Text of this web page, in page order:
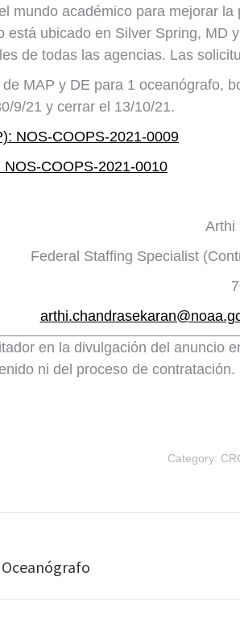
mundo académico para mejorar
está ubicado en Silver Spring,
de todas las agencias. Las
MAP y DE para 1 oceanógrafo,
9/21 y cerrar el 13/10/21.
NOS-COOPS-2021-0009
COOPS-2021-0010
Arthi
Federal Staffing Specialist
en la divulgación del anuncio
ni del proceso de
Category: